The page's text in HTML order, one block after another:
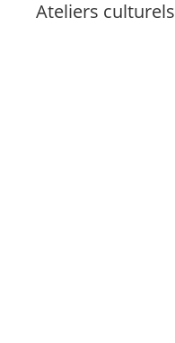
Ateliers culturels